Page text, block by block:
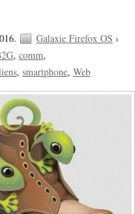
Galaxie Firefox OS ›
comm
smartphone Web